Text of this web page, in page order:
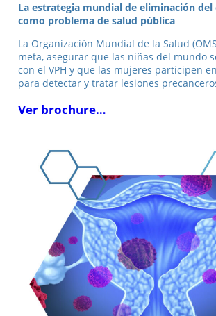
La estrategia mundial de eliminación del
como problema de salud pública
La Organización Mundial de la Salud
meta, asegurar que las niñas del mundo
con el VPH y que las mujeres participen
para detectar y tratar lesiones
Ver brochure…